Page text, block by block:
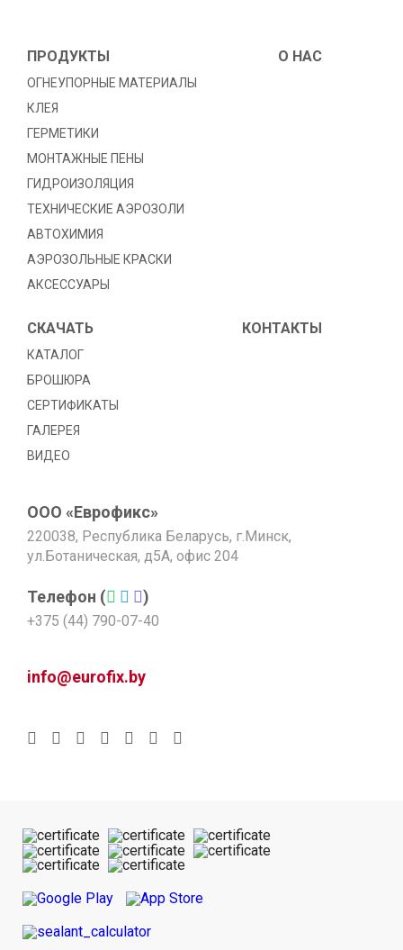
ПРОДУКТЫ
ОГНЕУПОРНЫЕ МАТЕРИАЛЫ
КЛЕЯ
ГЕРМЕТИКИ
МОНТАЖНЫЕ ПЕНЫ
ГИДРОИЗОЛЯЦИЯ
TЕХНИЧЕСКИЕ АЭРОЗОЛИ
АВТОХИМИЯ
АЭРОЗОЛЬНЫЕ КРАСКИ
АКСЕССУАРЫ
O HAC
СКАЧАТЬ
КАТАЛОГ
БРОШЮРА
СЕРТИФИКАТЫ
ГАЛЕРЕЯ
ВИДЕО
КОНТАКТЫ
ООО «Еврофикс»
220038, Республика Беларусь, г.Минск,
ул.Ботаническая, д5А, офис 204
Телефон ( )
+375 (44) 790-07-40
info@eurofix.by